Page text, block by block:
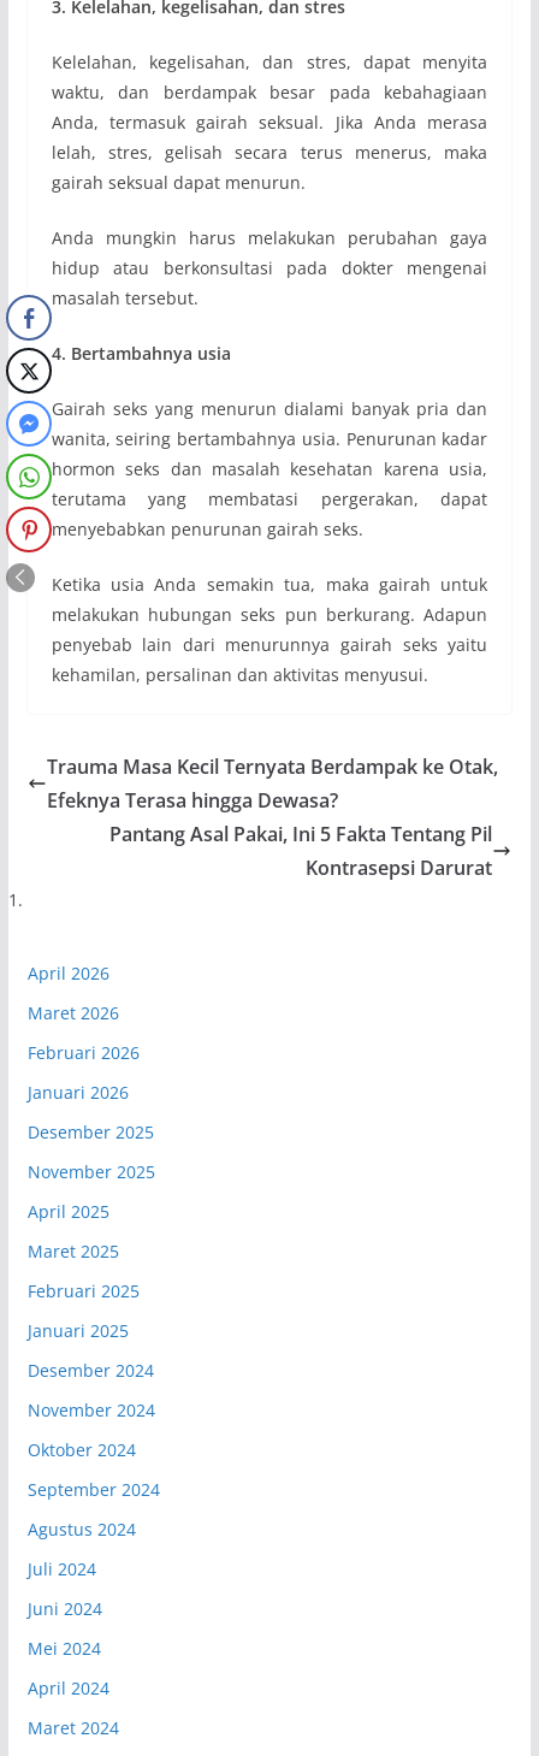
3. Kelelahan, kegelisahan, dan stres
Kelelahan, kegelisahan, dan stres, dapat menyita
waktu, dan berdampak besar pada kebahagiaan
Anda, termasuk gairah seksual. Jika Anda merasa
lelah, stres, gelisah secara terus menerus, maka
gairah seksual dapat menurun.
Anda mungkin harus melakukan perubahan gaya
hidup atau berkonsultasi pada dokter mengenai
masalah tersebut.
4. Bertambahnya usia
Gairah seks yang menurun dialami banyak pria dan
wanita, seiring bertambahnya usia. Penurunan kadar
hormon seks dan masalah kesehatan karena usia,
terutama yang membatasi pergerakan, dapat
menyebabkan penurunan gairah seks.
Ketika usia Anda semakin tua, maka gairah untuk
melakukan hubungan seks pun berkurang. Adapun
penyebab lain dari menurunnya gairah seks yaitu
kehamilan, persalinan dan aktivitas menyusui.
Trauma Masa Kecil Ternyata Berdampak ke Otak,
Efeknya Terasa hingga Dewasa?
Pantang Asal Pakai, Ini 5 Fakta Tentang Pil
Kontrasepsi Darurat
April 2026
Maret 2026
Februari 2026
Januari 2026
Desember 2025
November 2025
April 2025
Maret 2025
Februari 2025
Januari 2025
Desember 2024
November 2024
Oktober 2024
September 2024
Agustus 2024
Juli 2024
Juni 2024
Mei 2024
April 2024
Maret 2024